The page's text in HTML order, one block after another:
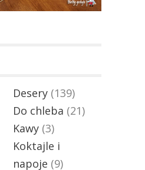
Desery (139)
Do chleba (21)
Kawy (3)
Koktajle i
napoje (9)